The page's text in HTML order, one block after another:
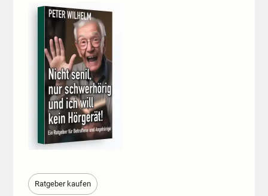
Ratgeber kaufen